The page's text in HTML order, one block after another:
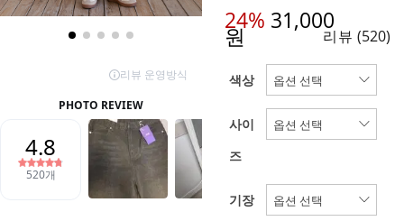
24% 31,000
원 리뷰 (520)
색상
사이
즈
기장